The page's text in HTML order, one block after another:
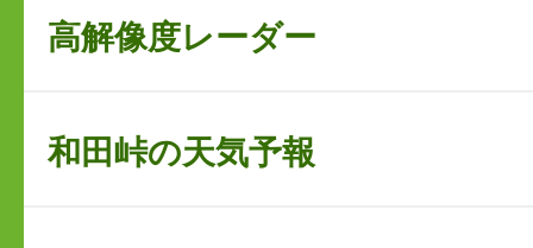
高解像度レーダー
和田峠の天気予報